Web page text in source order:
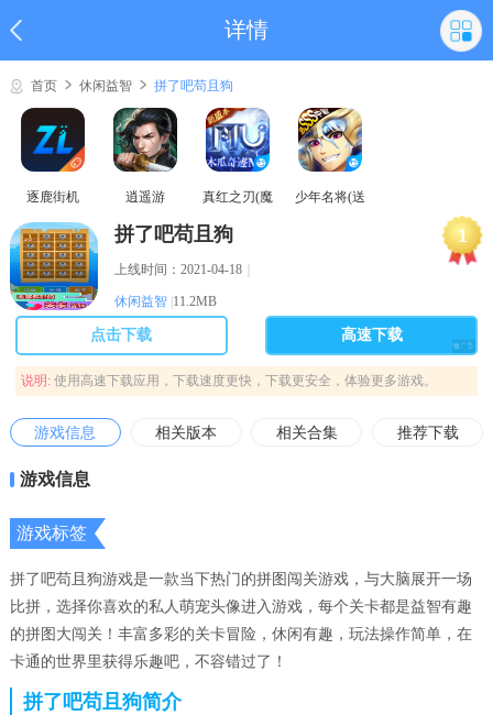
详情
首页 休闲益智 拼了吧苟且狗
逐鹿街机 逍遥游
真红之刃(魔
少年名将(送
1
拼了吧苟且狗
上线时间：2021-04-18｜
休闲益智 11.2MB
点击下载 高速下载
说明: 使用高速下载应用，下载速度更快，下载更安全，体验更多游戏。
游戏信息 相关版本 相关合集 推荐下载
游戏信息
游戏标签
拼了吧苟且狗游戏是一款当下热门的拼图闯关游戏，与大脑展开一场
比拼，选择你喜欢的私人萌宠头像进入游戏，每个关卡都是益智有趣
的拼图大闯关！丰富多彩的关卡冒险，休闲有趣，玩法操作简单，在
卡通的世界里获得乐趣吧，不容错过了！
拼了吧苟且狗简介